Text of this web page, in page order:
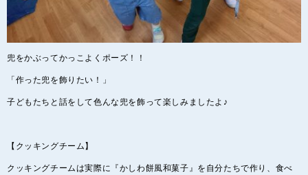
兜をかぶってかっこよくポーズ！！
「作った兜を飾りたい！」
子どもたちと話をして色んな兜を飾って楽しみましたよ♪
【クッキングチーム】
クッキングチームは実際に『かしわ餅風和菓子』を自分たちで作り、食べ